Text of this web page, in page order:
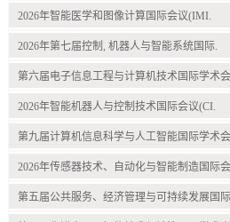
2026年智能医学和图像计算国际会议(IMI.
2026年第七届控制, 机器人与智能系统国际.
第六届电子信息工程与计算机技术国际学术
2026年智能机器人与控制技术国际会议(CI.
第九届计算机信息科学与人工智能国际学术
2026年传感器技术、自动化与智能制造国际
第五届公共服务、经济管理与可持续发展国